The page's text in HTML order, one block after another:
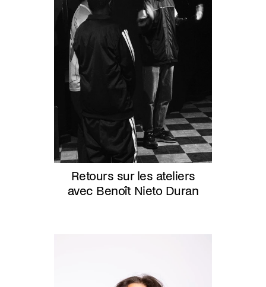
Retours sur les ateliers
avec Benoît Nieto Duran